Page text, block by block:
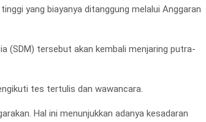
yang biayanya ditanggung melalui Anggaran
(SDM) tersebut akan kembali menjaring putra-
tes tertulis dan wawancara.
Hal ini menunjukkan adanya kesadaran